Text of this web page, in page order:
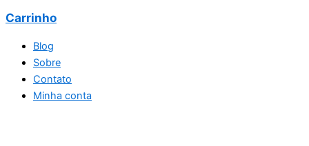
Carrinho
Blog
Sobre
Contato
Minha conta